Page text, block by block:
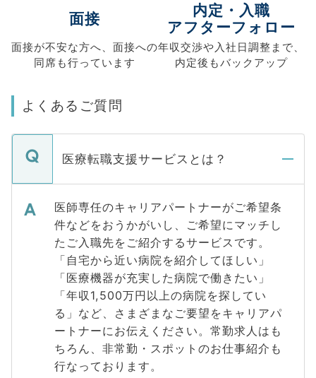
面接
面接が不安な方へ、 面接への
同席も行っています
内定・入職
アフターフォロー
年収交渉や入社日調整まで、
内定後もバックアップ
よくあるご質問
医療転職支援サービスとは？
医師専任のキャリアパートナーがご希望条
件などをおうかがいし、ご希望にマッチし
たご入職先をご紹介するサービスです。
「自宅から近い病院を紹介してほしい」
「医療機器が充実した病院で働きたい」
「年収1,500万円以上の病院を探してい
る」など、さまざまなご要望をキャリアパ
ートナーにお伝えください。常勤求人はも
ちろん、非常勤・スポットのお仕事紹介も
行なっております。